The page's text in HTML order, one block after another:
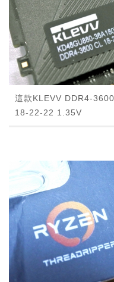
這款KLEVV DDR4-
18-22-22 1.35V